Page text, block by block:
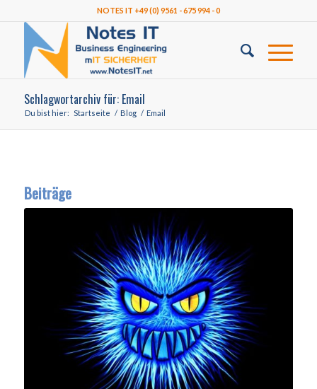
NOTES IT +49 (0) 9561 - 675 994 - 0
Schlagwortarchiv für: Email
Du bist hier: Startseite / Blog / Email
Beiträge